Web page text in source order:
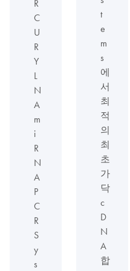
R
C
U
R
Y
L
N
A
m
i
R
N
A
P
C
R
S
y
s
t
e
m
s
에
서
최
적
의
최
초
가
닥
c
D
N
A
합